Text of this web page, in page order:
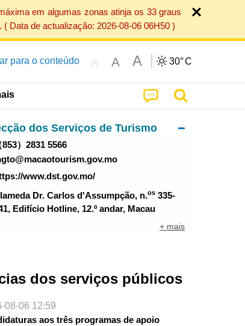
em algumas zonas atinja os 33 graus
Data de actualização: 2026-08-06 06H50 )
para o conteúdo A A A 30°C
dos Serviços de Turismo
853）2831 5566
www.dst.gov.mo/
Dr. Carlos d'Assumpção, n.os 335-
Edifício Hotline, 12.º andar, Macau
+ mais
dos serviços públicos
08-06 12:59
aos três programas de apoio